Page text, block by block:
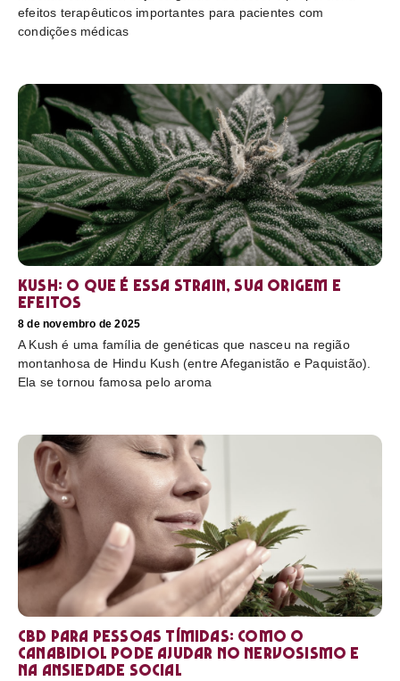
efeitos terapêuticos importantes para pacientes com
condições médicas
Kush: o que é essa strain, sua origem e
efeitos
8 de novembro de 2025
A Kush é uma família de genéticas que nasceu na região
montanhosa de Hindu Kush (entre Afeganistão e Paquistão).
Ela se tornou famosa pelo aroma
CBD para pessoas tímidas: como o
canabidiol pode ajudar no nervosismo e
na ansiedade social